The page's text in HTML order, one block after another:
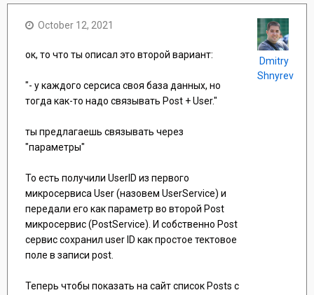
знает о таблице Users.
- либо мы делаем общую базу данных и два
могут их менять. Тогда смысл
микросервисной архитектуры теряется так
как сервисы уже не изолированные
тогда как-то надо связывать Post + User.
October 12, 2021
ок, то что ты описал это второй вариант:
"- у каждого серсиса своя база данных, но
тогда как-то надо связывать Post + User."
ты предлагаешь связывать через
"параметры"
То есть получили UserID из первого
микросервиса User (назовем UserService) и
передали его как параметр во второй Post
микросервис (PostService). И собственно Post
сервис сохранил user ID как простое тектовое
поле в записи post.
Теперь чтобы показать на сайт список Posts с
Dmitry
Shnyrev